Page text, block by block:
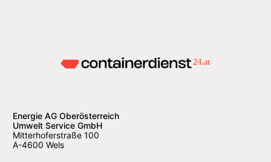
Energie AG Oberösterreich
Umwelt Service GmbH
Mitterhoferstraße 100
A-4600 Wels